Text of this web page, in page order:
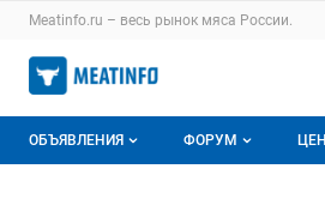
Раздел навигации по
Meatinfo.ru – весь рынок мяса России.
Авторизация и меню
Навигация по разделам
ОБЪЯВЛЕНИЯ ФОРУМ